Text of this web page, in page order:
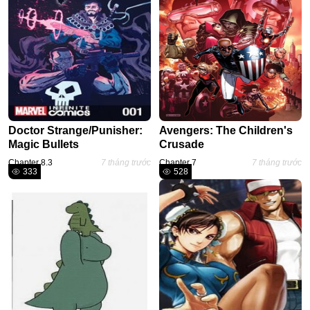
Military
#Tình Yêu Chị Em
Mecha
Cooking
#Ngôn Tình Hắc Đạo
#Thanh Mai Trúc Mã
#Truyện Nữ Giả Nam
#Nuôi Rồi Thịt
#Cổ Phong
#Hậu Cung
Doctor Strange/Punisher:
Magic Bullets
Chapter 8.3 7 tháng trước
Avengers: The Children's
Crusade
Chapter 7
7 tháng trước
333
528